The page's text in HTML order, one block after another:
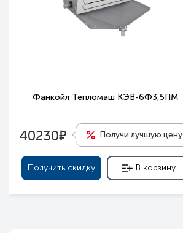
Фанкойл Тепломаш КЭВ-6Ф3,5ПМ
40230е Получи лучшую цену
Получить скидку В корзину